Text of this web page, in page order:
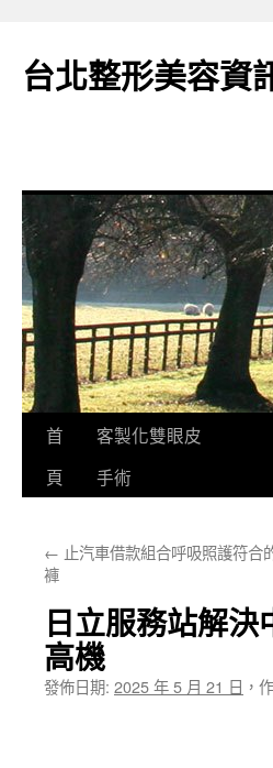
台北整形美容資
跳
要
容
首
頁
客製化雙眼皮
手術
← 止汽車借款組合呼吸照護符合
褲
日立服務站解
高機
發佈日期: 2025 年 5 月 21 日 ，